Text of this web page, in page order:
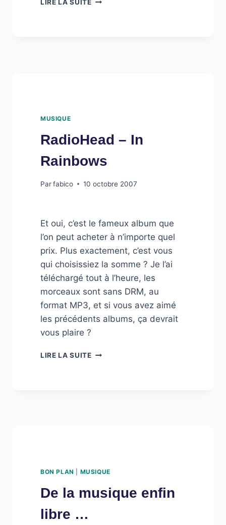
LIRE LA SUITE
MUSIQUE
RadioHead – In
Rainbows
Parfabico 10 octobre 2007
Et oui, c’est le fameux album que
l’on peut acheter à n’importe quel
prix. Plus exactement, c’est vous
qui choisissiez la somme ? Je l’ai
téléchargé tout à l’heure, les
morceaux sont sans DRM, au
format MP3, et si vous avez aimé
les précédents albums, ça devrait
vous plaire ?
LIRE LA SUITERADIOHEAD
BON PLAN MUSIQUE
De la musique enfin
libre …